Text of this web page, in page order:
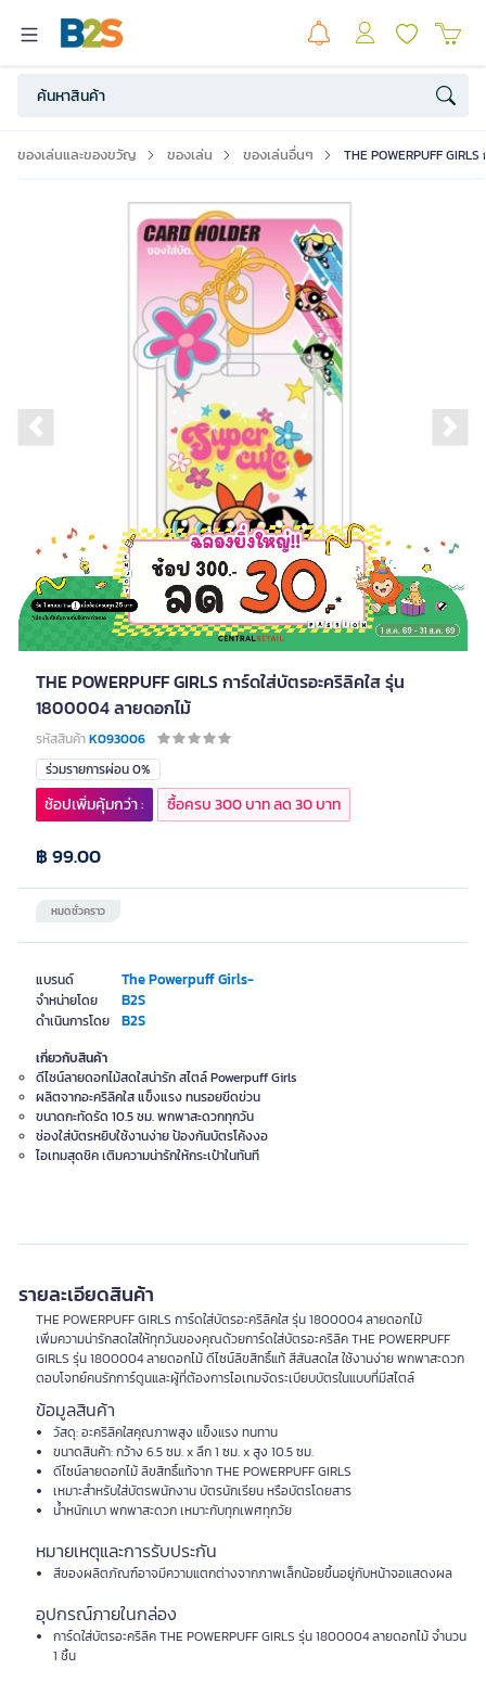
ของเล่นและของขวัญ ของเล่น ของเล่นอื่นๆ THE POWERPUFF
Previous slide
THE POWERPUFF GIRLS การ์ดใส่บัตรอะคริลิคใส รุ่น
1800004 ลายดอกไม้
รหัสสินค้าK093006
แบรนด์ The Powerpuff Girls-
จำหน่ายโดย B2S
ดำเนินการโดย B2S
ร่วมรายการผ่อน 0%
หมดชั่วคราว
฿ 99.00
ช้อปเพิ่มคุ้มกว่า : ซื้อครบ 300 บาท ลด 30 บาท
เกี่ยวกับสินค้า
ดีไซน์ลายดอกไม้สดใสน่ารัก สไตล์ Powerpuff Girls
ผลิตจากอะคริลิคใส แข็งแรง ทนรอยขีดข่วน
ขนาดกะทัดรัด 10.5 ซม. พกพาสะดวกทุกวัน
ช่องใส่บัตรหยิบใช้งานง่าย ป้องกันบัตรโค้งงอ
ไอเทมสุดชิค เติมความน่ารักให้กระเป๋าในทันที
รายละเอียดสินค้า
THE POWERPUFF GIRLS การ์ดใส่บัตรอะคริลิคใส รุ่น 1800004 ลายดอกไม้
เพิ่มความน่ารักสดใสให้ทุกวันของคุณด้วยการ์ดใส่บัตรอะคริลิค THE POWERPUFF
GIRLS รุ่น 1800004 ลายดอกไม้ ดีไซน์ลิขสิทธิ์แท้ สีสันสดใส ใช้งานง่าย พกพาสะดวก
ตอบโจทย์คนรักการ์ตูนและผู้ที่ต้องการไอเทมจัดระเบียบบัตรในแบบที่มีสไตล์
ข้อมูลสินค้า
วัสดุ: อะคริลิคใสคุณภาพสูง แข็งแรง ทนทาน
ขนาดสินค้า: กว้าง 6.5 ซม. x ลึก 1 ซม. x สูง 10.5 ซม.
ดีไซน์ลายดอกไม้ ลิขสิทธิ์แท้จาก THE POWERPUFF GIRLS
เหมาะสำหรับใส่บัตรพนักงาน บัตรนักเรียน หรือบัตรโดยสาร
น้ำหนักเบา พกพาสะดวก เหมาะกับทุกเพศทุกวัย
หมายเหตุและการรับประกัน
สีของผลิตภัณฑ์อาจมีความแตกต่างจากภาพเล็กน้อยขึ้นอยู่กับหน้าจอแสดงผล
อุปกรณ์ภายในกล่อง
การ์ดใส่บัตรอะคริลิค THE POWERPUFF GIRLS รุ่น 1800004 ลายดอกไม้ จำนวน
1 ชิ้น